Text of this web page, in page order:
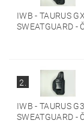
IWB - TAURUS
SWEATGUARD -
2.
IWB - TAURUS
SWEATGUARD -